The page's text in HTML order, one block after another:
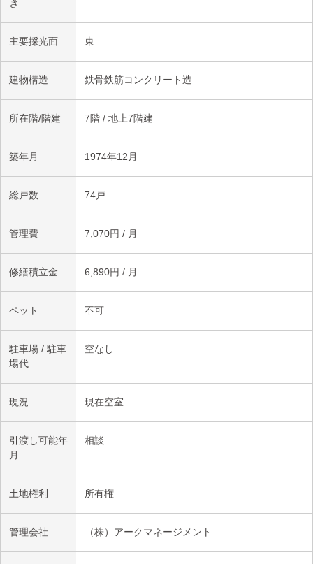
き
主要採光面 東
建物構造 鉄骨鉄筋コンクリート造
所在階/階建 7階 / 地上7階建
築年月 1974年12月
総戸数 74戸
管理費 7,070円 / 月
修繕積立金 6,890円 / 月
ペット 不可
駐車場 / 駐車
場代
空なし
現況 現在空室
引渡し可能年
月
相談
土地権利 所有権
管理会社 （株）アークマネージメント